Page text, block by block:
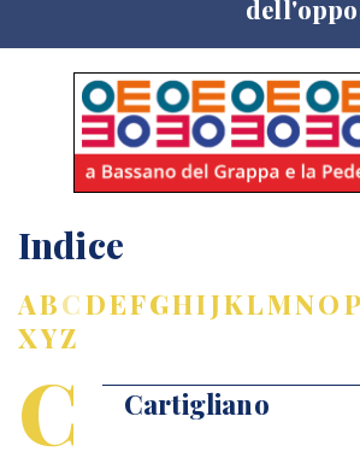
Indice
ABCDEFGHIJKLMNOP
XYZ
C Cartigliano